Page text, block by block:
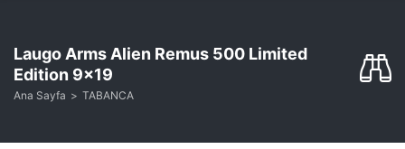
Laugo Arms Alien Remus 500 Limited
Edition 9×19
Ana Sayfa TABANCA